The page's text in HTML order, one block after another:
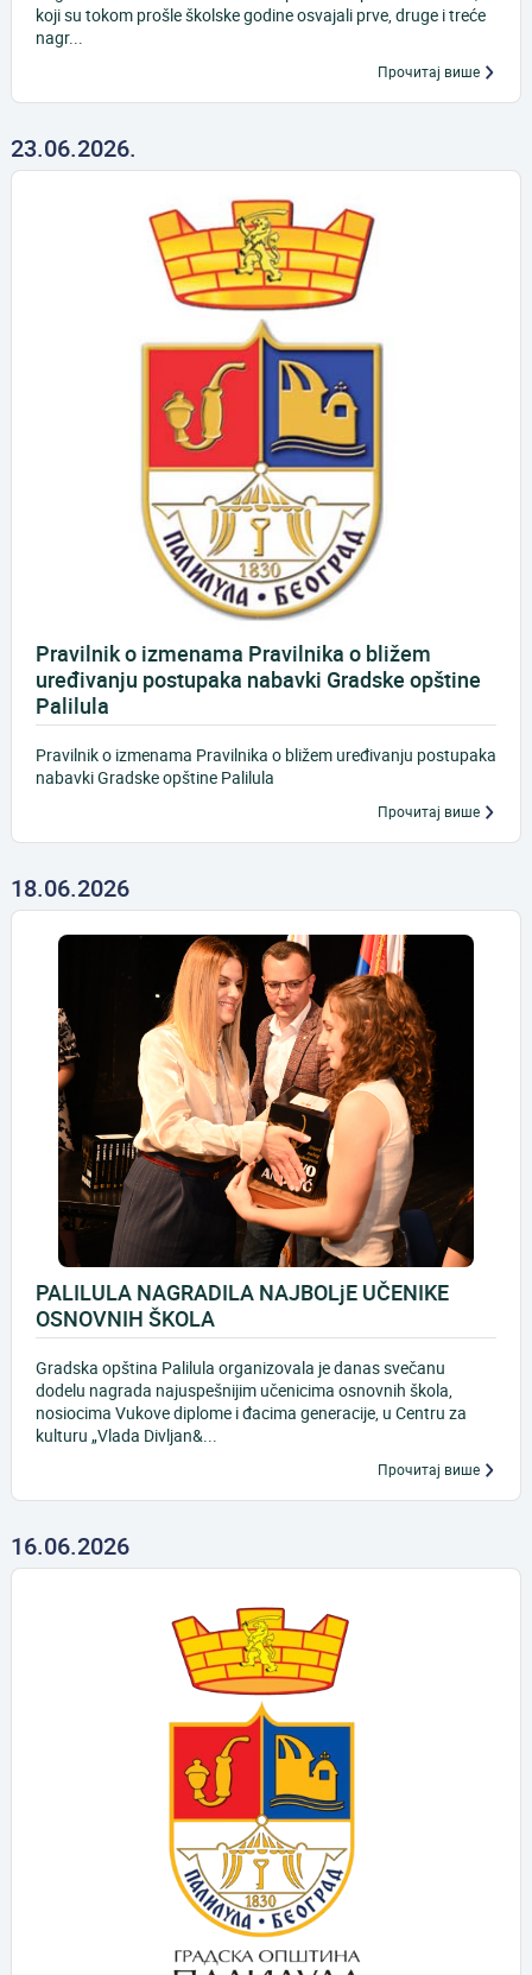
koji su tokom prošle školske godine osvajali prve, druge i treće
nagr...
Прочитај више
23.06.2026.
Pravilnik o izmenama Pravilnika o bližem
uređivanju postupaka nabavki Gradske opštine
Palilula
Pravilnik o izmenama Pravilnika o bližem uređivanju postupaka
nabavki Gradske opštine Palilula
Прочитај више
18.06.2026
PALILULA NAGRADILA NAJBOLjE UČENIKE
OSNOVNIH ŠKOLA
Gradska opština Palilula organizovala je danas svečanu
dodelu nagrada najuspešnijim učenicima osnovnih škola,
nosiocima Vukove diplome i đacima generacije, u Centru za
kulturu „Vlada Divljan&...
Прочитај више
16.06.2026